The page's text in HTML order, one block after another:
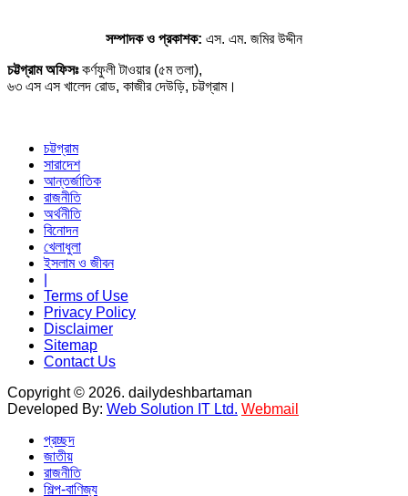
সম্পাদক ও প্রকাশক: এস. এম. জমির উদ্দীন
চট্টগ্রাম অফিসঃকর্ণফুলী টাওয়ার (৫ম তলা),
৬৩ এস এস খালেদ রোড, কাজীর দেউড়ি, চট্টগ্রাম।
চট্টগ্রাম
সারাদেশ
আন্তর্জাতিক
রাজনীতি
অর্থনীতি
বিনোদন
খেলাধুলা
ইসলাম ও জীবন
Terms of Use
Privacy Policy
Disclaimer
Sitemap
Contact Us
Copyright © 2026. dailydeshbartaman
Developed By: Web Solution IT Ltd. Webmail
প্রচ্ছদ
জাতীয়
রাজনীতি
শিল্প-বাণিজ্য